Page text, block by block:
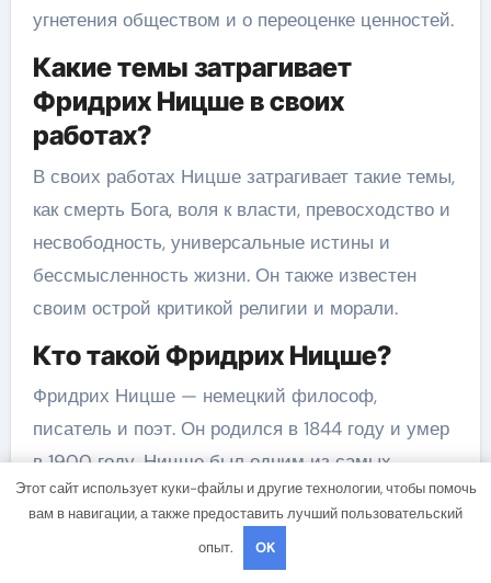
угнетения обществом и о переоценке ценностей.
Какие темы затрагивает
Фридрих Ницше в своих
работах?
В своих работах Ницше затрагивает такие темы,
как смерть Бога, воля к власти, превосходство и
несвободность, универсальные истины и
бессмысленность жизни. Он также известен
своим острой критикой религии и морали.
Кто такой Фридрих Ницше?
Фридрих Ницше — немецкий философ,
писатель и поэт. Он родился в 1844 году и умер
в 1900 году. Ницше был одним из самых
влиятельных мыслителей своего времени и
оказал огромное влияние на философию,
литературу и культуру в целом.
Этот сайт использует куки-файлы и другие технологии, чтобы помочь
вам в навигации, а также предоставить лучший пользовательский
опыт.
OK